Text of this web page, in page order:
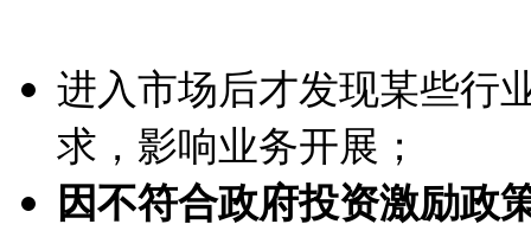
进入市场后才发现某些行
求，影响业务开展；
因不符合政府投资激励政